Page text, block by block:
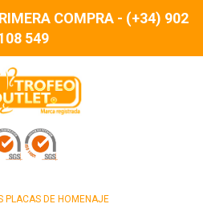
COMPRA - (+34) 902
549
PLACAS DE HOMENAJE